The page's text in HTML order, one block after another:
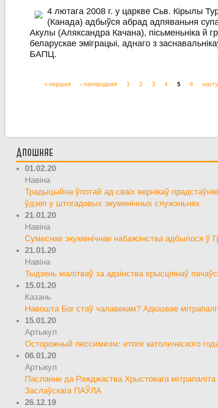
4 лютага 2008 г. у царкве Сьв. Кірылы
(Канада) адбыўся абрад адпяваньня
Акулы (Аляксандра Качана), пісьменьніка й
беларускае эміграцыі, аднаго з
БАПЦ.
Старонкі
« першая ‹ папярэдняя 1 2 3 4 5 6
Апошняе
01.02.20
Навіна
Традыцыйна ўпотай ад сваіх вернікаў
ўдзел у штогадовых экуменічных служэньнях
21.01.20
Навіна
Сумеснае экуменічнае набажэнства адбылося ў
21.01.20
Навіна
Тыдзень малітваў за адзінства хрысціянаў
15.01.20
Казань
Навошта Бог стаў чалавекам? Адказвае
15.01.20
Артыкул
Осторожный пессимизм: итоги католического
06.01.20
Артыкул
Пасланне да Ражджаства Хрыстовага мітрапаліта
Заслаўскага ПАЎЛА
26.12.19